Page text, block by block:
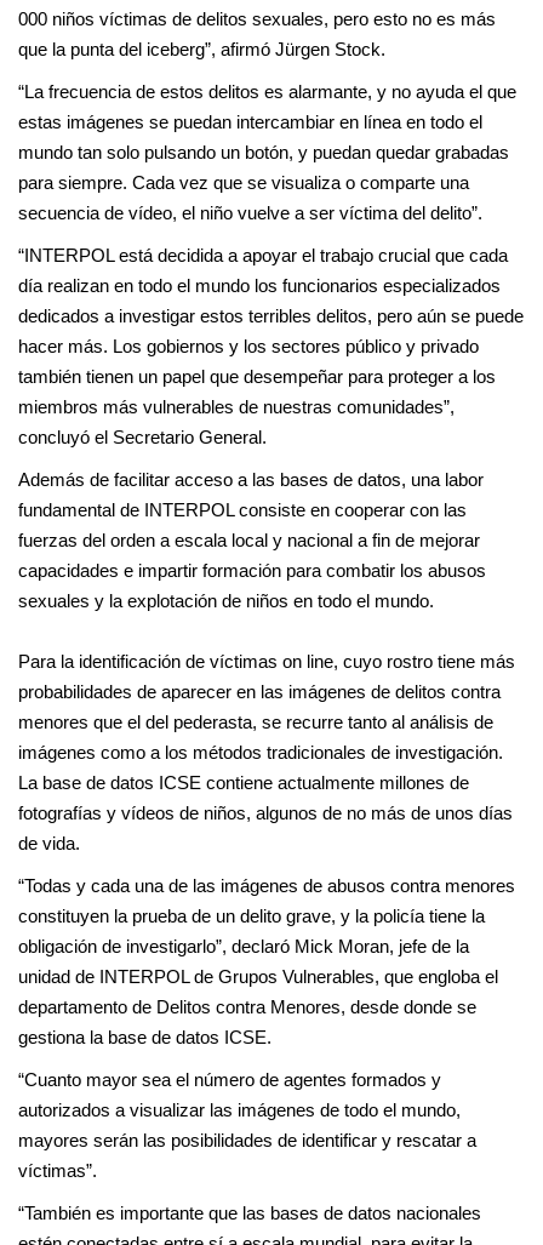
000 niños víctimas de delitos sexuales, pero esto no es más
que la punta del iceberg”, afirmó Jürgen Stock.
“La frecuencia de estos delitos es alarmante, y no ayuda el que
estas imágenes se puedan intercambiar en línea en todo el
mundo tan solo pulsando un botón, y puedan quedar grabadas
para siempre. Cada vez que se visualiza o comparte una
secuencia de vídeo, el niño vuelve a ser víctima del delito”.
“INTERPOL está decidida a apoyar el trabajo crucial que cada
día realizan en todo el mundo los funcionarios especializados
dedicados a investigar estos terribles delitos, pero aún se puede
hacer más. Los gobiernos y los sectores público y privado
también tienen un papel que desempeñar para proteger a los
miembros más vulnerables de nuestras comunidades”,
concluyó el Secretario General.
Además de facilitar acceso a las bases de datos, una labor
fundamental de INTERPOL consiste en cooperar con las
fuerzas del orden a escala local y nacional a fin de mejorar
capacidades e impartir formación para combatir los abusos
sexuales y la explotación de niños en todo el mundo.
Para la identificación de víctimas on line, cuyo rostro tiene más
probabilidades de aparecer en las imágenes de delitos contra
menores que el del pederasta, se recurre tanto al análisis de
imágenes como a los métodos tradicionales de investigación.
La base de datos ICSE contiene actualmente millones de
fotografías y vídeos de niños, algunos de no más de unos días
de vida.
“Todas y cada una de las imágenes de abusos contra menores
constituyen la prueba de un delito grave, y la policía tiene la
obligación de investigarlo”, declaró Mick Moran, jefe de la
unidad de INTERPOL de Grupos Vulnerables, que engloba el
departamento de Delitos contra Menores, desde donde se
gestiona la base de datos ICSE.
“Cuanto mayor sea el número de agentes formados y
autorizados a visualizar las imágenes de todo el mundo,
mayores serán las posibilidades de identificar y rescatar a
víctimas”.
“También es importante que las bases de datos nacionales